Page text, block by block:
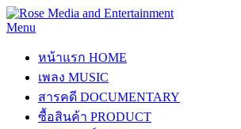
Menu
หน้าแรก HOME
เพลง MUSIC
สารคดี DOCUMENTARY
ซื้อสินค้า PRODUCT